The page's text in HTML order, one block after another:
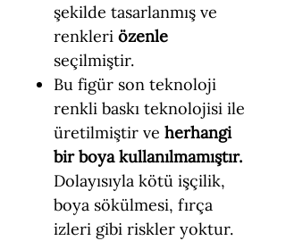
şekilde tasarlanmış ve
renkleri özenle
seçilmiştir.
Bu figür son teknoloji
renkli baskı teknolojisi ile
üretilmiştir ve herhangi
bir boya kullanılmamıştır.
Dolayısıyla kötü işçilik,
boya sökülmesi, fırça
izleri gibi riskler yoktur.